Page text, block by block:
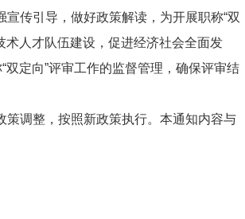
传引导，做好政策解读，为开展职称“双
术人才队伍建设，促进经济社会全面发
双定向”评审工作的监督管理，确保评审结
调整，按照新政策执行。本通知内容与